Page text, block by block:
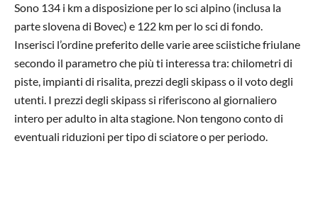
Sono 134 i km a disposizione per lo sci alpino (inclusa la
parte slovena di Bovec) e 122 km per lo sci di fondo.
Inserisci l’ordine preferito delle varie aree sciistiche friulane
secondo il parametro che più ti interessa tra: chilometri di
piste, impianti di risalita, prezzi degli skipass o il voto degli
utenti. I prezzi degli skipass si riferiscono al giornaliero
intero per adulto in alta stagione. Non tengono conto di
eventuali riduzioni per tipo di sciatore o per periodo.